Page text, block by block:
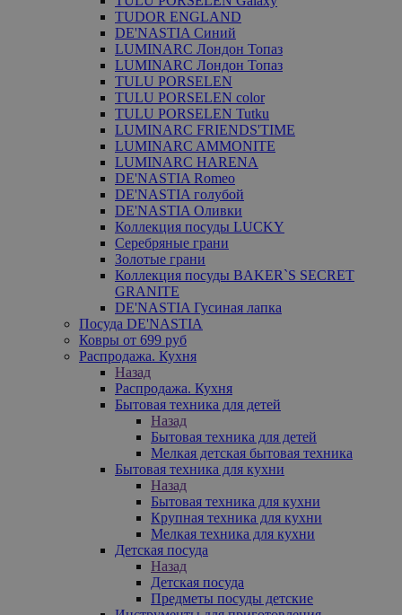
TUDOR ENGLAND
DE'NASTIA Синий
LUMINARC Лондон Топаз
LUMINARC Лондон Топаз
TULU PORSELEN
TULU PORSELEN color
TULU PORSELEN Tutku
LUMINARC FRIENDS'TIME
LUMINARC AMMONITE
LUMINARC HARENA
DE'NASTIA Romeo
DE'NASTIA голубой
DE'NASTIA Оливки
Коллекция посуды LUCKY
Серебряные грани
Золотые грани
Коллекция посуды BAKER`S SECRET
GRANITE
DE'NASTIA Гусиная лапка
Посуда DE'NASTIA
Ковры от 699 руб
Распродажа. Кухня
Назад
Распродажа. Кухня
Бытовая техника для детей
Назад
Бытовая техника для детей
Мелкая детская бытовая техника
Бытовая техника для кухни
Назад
Бытовая техника для кухни
Крупная техника для кухни
Мелкая техника для кухни
Детская посуда
Назад
Детская посуда
Предметы посуды детские